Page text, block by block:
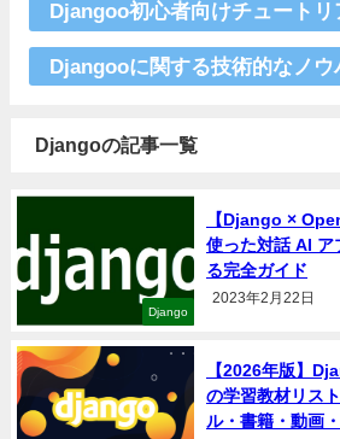
Djangoo初心者向けチュートリ
Djangooに関する技術的なノウ
Djangoの記事一覧
Django
【Django ×
使った対話 AI ア
る完全ガイド
2023年2月22日
【2026年版】
の学習教材リス
ル・書籍・動画